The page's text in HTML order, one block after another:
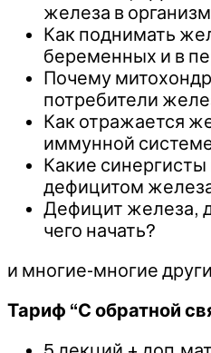
железа в
Как поднимать
беременных и в
Почему
потребители
Как отражается
иммунной
Какие синергисты
дефицитом
Дефицит железа,
чего начать?
и многие-многие
Тариф “С обратной